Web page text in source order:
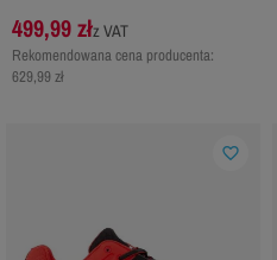
499,99 złz VAT
Rekomendowana cena producenta:
629,99 zł
favorite_border